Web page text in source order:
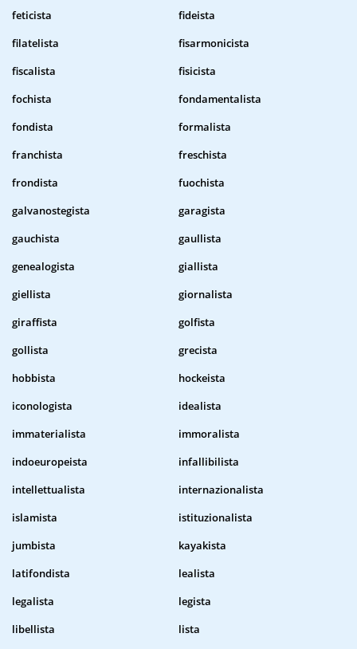
feticista
fideista
filatelista
fisarmonicista
fiscalista
fisicista
fochista
fondamentalista
fondista
formalista
franchista
freschista
frondista
fuochista
galvanostegista
garagista
gauchista
gaullista
genealogista
giallista
giellista
giornalista
giraffista
golfista
gollista
grecista
hobbista
hockeista
iconologista
idealista
immaterialista
immoralista
indoeuropeista
infallibilista
intellettualista
internazionalista
islamista
istituzionalista
jumbista
kayakista
latifondista
lealista
legalista
legista
libellista
lista